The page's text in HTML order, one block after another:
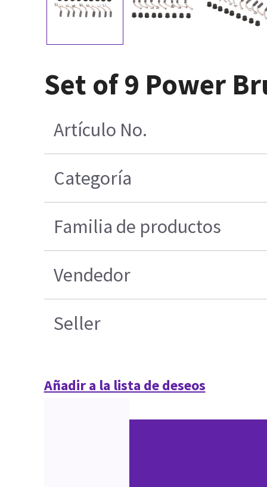
Set of 9 Power
Artículo No.
Categoría
Familia de productos
Vendedor
Seller
Añadir a la lista de deseos